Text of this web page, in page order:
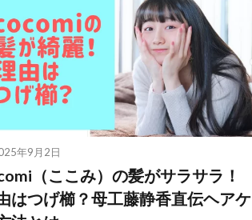
年9月2日
（ここみ）の髪がサラサラ！
はつげ櫛？母工藤静香直伝ヘアケ